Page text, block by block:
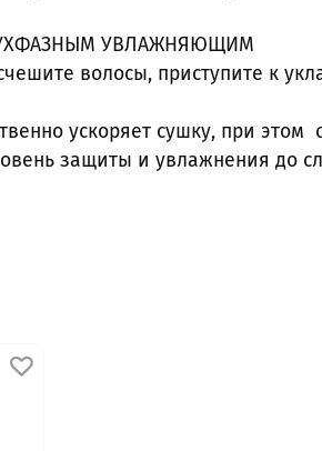
УВЛАЖНЯЮЩИМ
волосы, приступите к
ускоряет сушку, при
защиты и увлажнения до